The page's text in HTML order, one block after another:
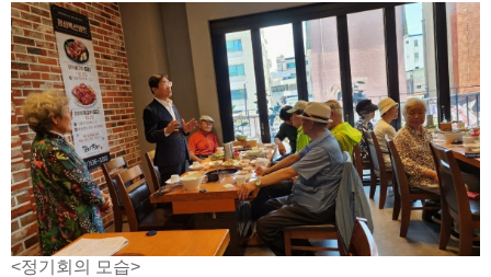
<정기회의 모습>